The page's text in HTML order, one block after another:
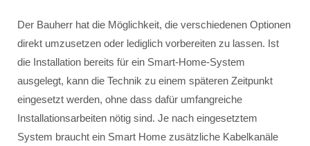
Der Bauherr hat die Möglichkeit, die verschiedenen Optionen
direkt umzusetzen oder lediglich vorbereiten zu lassen. Ist
die Installation bereits für ein Smart-Home-System
ausgelegt, kann die Technik zu einem späteren Zeitpunkt
eingesetzt werden, ohne dass dafür umfangreiche
Installationsarbeiten nötig sind. Je nach eingesetztem
System braucht ein Smart Home zusätzliche Kabelkanäle